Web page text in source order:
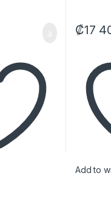
₡17
Add to